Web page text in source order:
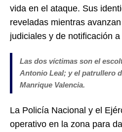
vida en el ataque. Sus
reveladas mientras
judiciales y de notificación
Las dos víctimas son el
Antonio Leal; y el patrullero
Manrique Valencia.
La Policía Nacional y el
operativo en la zona para